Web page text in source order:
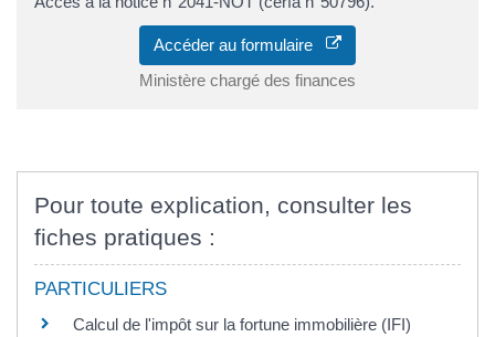
Accéder au formulaire
Ministère chargé des finances
Pour toute explication, consulter les
fiches pratiques :
PARTICULIERS
Calcul de l'impôt sur la fortune immobilière (IFI)